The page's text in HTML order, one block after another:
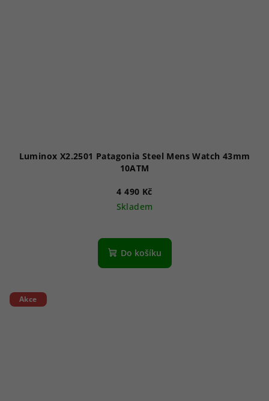
Luminox X2.2501 Patagonia Steel Mens Watch 43mm
10ATM
4 490 Kč
Skladem
Do košíku
Akce